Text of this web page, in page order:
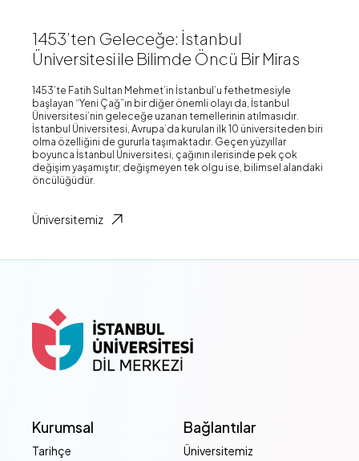
1453’ten Geleceğe: İstanbul
Üniversitesi ile Bilimde Öncü Bir Miras
1453’te Fatih Sultan Mehmet’in İstanbul’u fethetmesiyle
başlayan “Yeni Çağ”ın bir diğer önemli olayı da, İstanbul
Üniversitesi’nin geleceğe uzanan temellerinin atılmasıdır.
İstanbul Üniversitesi, Avrupa’da kurulan ilk 10 üniversiteden biri
olma özelliğini de gururla taşımaktadır. Geçen yüzyıllar
boyunca İstanbul Üniversitesi, çağının ilerisinde pek çok
değişim yaşamıştır; değişmeyen tek olgu ise, bilimsel alandaki
öncülüğüdür.
Üniversitemiz
Kurumsal
Tarihçe
Bağlantılar
Üniversitemiz